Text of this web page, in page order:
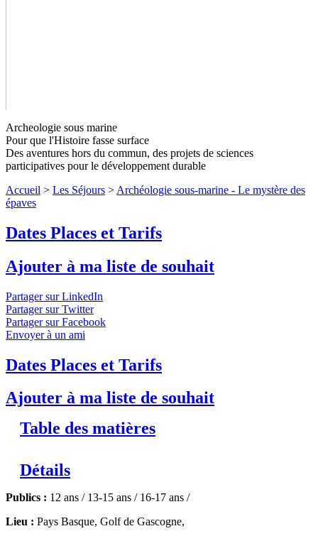
Archéologie sous-marine - Le mystère
reposant sous la mer, en plongée sous-marine. Retracez et tentez
d'expliquer les derniers moments avant les naufrages !
Archeologie sous marine
Pour que l'Histoire fasse surface
Des aventures hors du commun, des projets de sciences
participatives pour le développement durable
Accueil > Les Séjours > Archéologie sous-marine - Le mystère des
épaves
Dates Places et Tarifs
Ajouter à ma liste de souhait
Partager sur LinkedIn
Partager sur Twitter
Partager sur Facebook
Envoyer à un ami
Dates Places et Tarifs
Ajouter à ma liste de souhait
Table des matières
Détails
Publics : 12 ans / 13-15 ans / 16-17 ans /
Lieu : Pays Basque, Golf de Gascogne,